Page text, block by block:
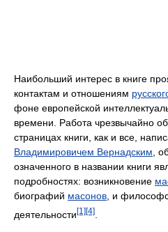
Наибольший интерес в книге
контактам и отношениям
фоне европейской
времени. Работа чрезвычайно
страницах книги, как и все,
Владимировичем Вернадским ,
означенного в названии книги
подробностях: возникновение
биографий масонов , и
деятельности[1][4]